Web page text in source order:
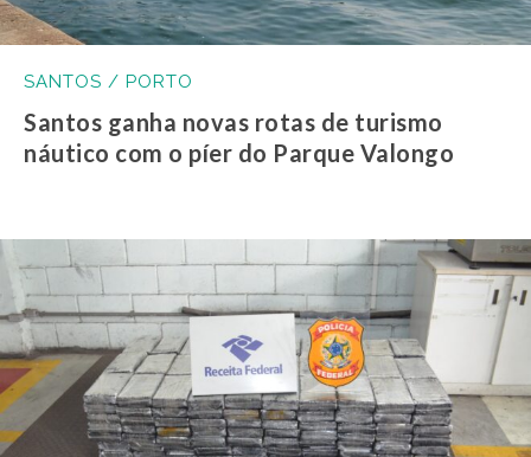
SANTOS / PORTO
Santos ganha novas rotas de turismo
náutico com o píer do Parque Valongo